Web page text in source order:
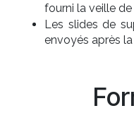
fourni la veille
Les slides de
envoyés après